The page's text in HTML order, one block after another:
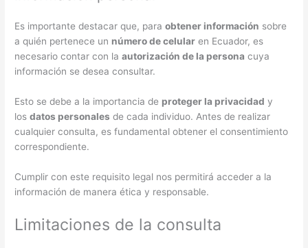
Es importante destacar que, paraobtener información sobre
a quién pertenece un número de celular en Ecuador, es
necesario contar con laautorización de la persona cuya
información se desea consultar.
Esto se debe a la importancia de proteger la privacidad y
losdatos personales de cada individuo. Antes de realizar
cualquier consulta, es fundamental obtener el consentimiento
correspondiente.
Cumplir con este requisito legal nos permitirá acceder a la
información de manera ética y responsable.
Limitaciones de la consulta